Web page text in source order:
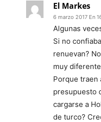
El Markes
6 marzo 2017 En
Algunas
Si no
renuevan?
muy
Porque traen
presupuesto
cargarse a
de turco?